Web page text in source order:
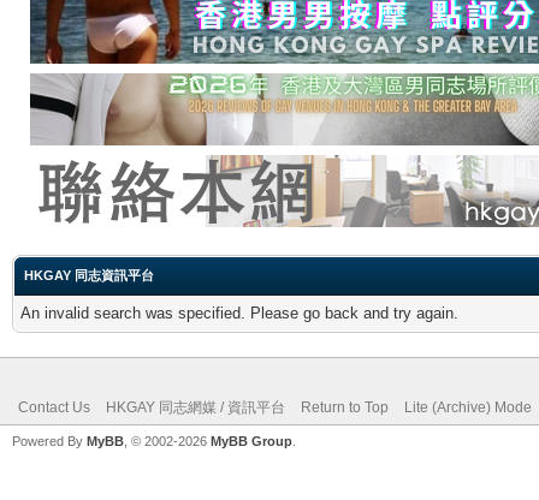
HKGAY 同志資訊平台
An invalid search was specified. Please go back and try again.
Contact Us HKGAY 同志網媒 / 資訊平台 Return to Top Lite (Archive) Mode
Powered By MyBB , © 2002-2026 MyBB Group